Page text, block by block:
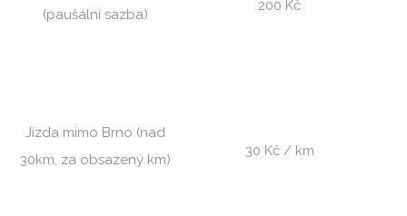
(paušální sazba)
200 Kč
Jízda mimo Brno (nad
30km, za obsazený km)
30 Kč / km